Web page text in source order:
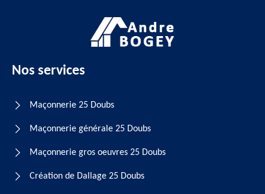
Nos services
Maçonnerie 25 Doubs
Maçonnerie générale 25 Doubs
Maçonnerie gros oeuvres 25 Doubs
Création de Dallage 25 Doubs